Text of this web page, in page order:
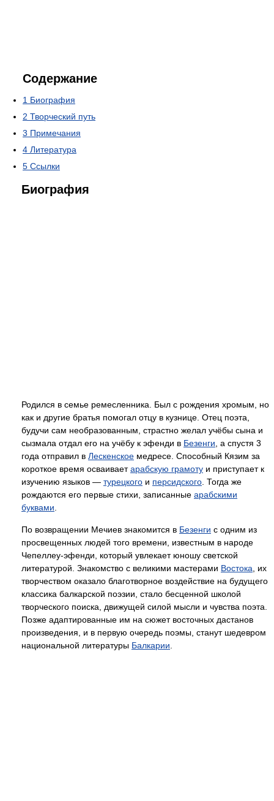
Содержание
1 Биография
2 Творческий путь
3 Примечания
4 Литература
5 Ссылки
Биография
Родился в семье ремесленника. Был с рождения хромым, но
как и другие братья помогал отцу в кузнице. Отец поэта,
будучи сам необразованным, страстно желал учёбы сына и
сызмала отдал его на учёбу к эфенди в Безенги , а спустя 3
года отправил в Лескенское медресе. Способный Кязим за
короткое время осваиваетарабскую грамоту и приступает к
изучению языков — турецкого и персидского . Тогда же
рождаются его первые стихи, записанные арабскими
буквами
По возвращении Мечиев знакомится в Безенги с одним из
просвещенных людей того времени, известным в народе
Чепеллеу-эфенди, который увлекает юношу светской
литературой. Знакомство с великими мастерами Востока , их
творчеством оказало благотворное воздействие на будущего
классика балкарской поэзии, стало бесценной школой
творческого поиска, движущей силой мысли и чувства поэта.
Позже адаптированные им на сюжет восточных дастанов
произведения, и в первую очередь поэмы, станут шедевром
национальной литературы Балкарии